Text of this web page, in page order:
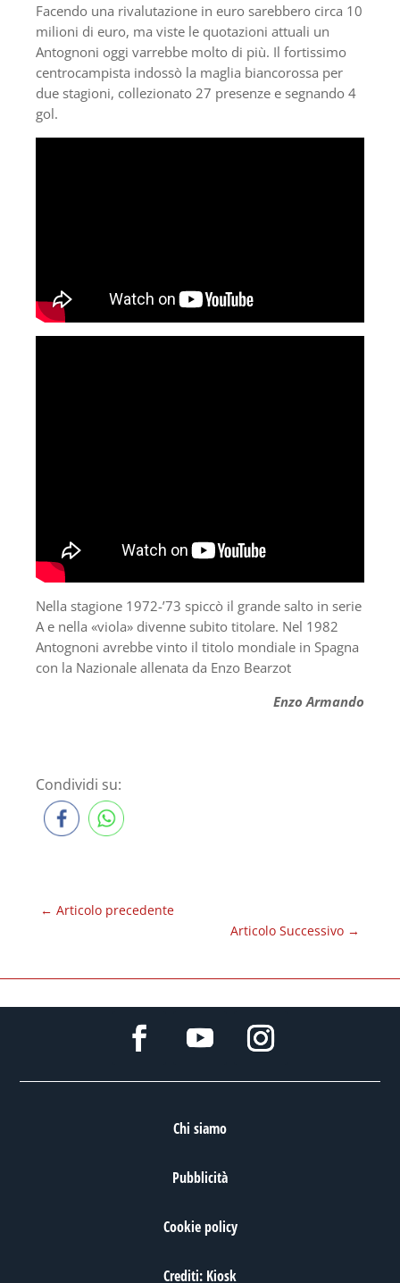
Facendo una rivalutazione in euro sarebbero circa 10
milioni di euro, ma viste le quotazioni attuali un
Antognoni oggi varrebbe molto di più. Il fortissimo
centrocampista indossò la maglia biancorossa per
due stagioni, collezionato 27 presenze e segnando 4
gol.
Nella stagione 1972-’73 spiccò il grande salto in serie
A e nella «viola» divenne subito titolare. Nel 1982
Antognoni avrebbe vinto il titolo mondiale in Spagna
con la Nazionale allenata da Enzo Bearzot
Enzo Armando
Condividi su:
← Articolo precedente
Articolo Successivo →
Chi siamo
Pubblicità
Cookie policy
Crediti: Kiosk